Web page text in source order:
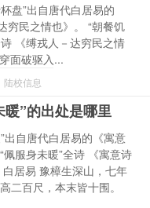
盘”出自唐代白居易的
穷民之情也》。 “朝餐饥
《缚戎人－达穷民之情
面破驱入...
陆校信息
暖”的出处是哪里
出自唐代白居易的《寓意
佩服身未暖”全诗 《寓意诗
居易 豫樟生深山，七年
二百尺，本末皆十围。